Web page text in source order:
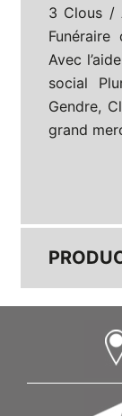
3 Clous /
Avec
social
Gendre,
grand